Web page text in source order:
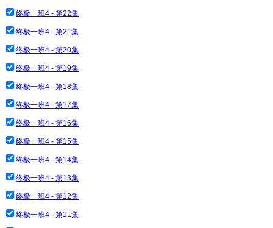
终极一班4 - 第22集
终极一班4 - 第21集
终极一班4 - 第20集
终极一班4 - 第19集
终极一班4 - 第18集
终极一班4 - 第17集
终极一班4 - 第16集
终极一班4 - 第15集
终极一班4 - 第14集
终极一班4 - 第13集
终极一班4 - 第12集
终极一班4 - 第11集